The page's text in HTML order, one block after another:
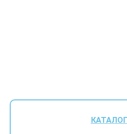
КАТАЛОГ